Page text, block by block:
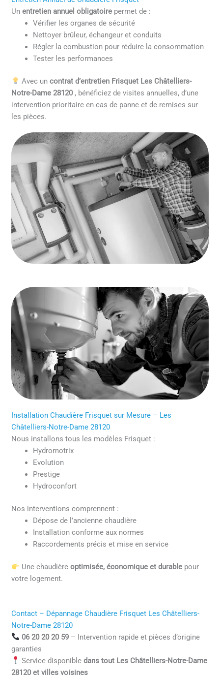
Unentretien annuel obligatoire permet de :
Vérifier les organes de sécurité
Nettoyer brûleur, échangeur et conduits
Régler la combustion pour réduire la consommation
Tester les performances
Avec un contrat d’entretien Frisquet Les Châtelliers-
Notre-Dame 28120 , bénéficiez de visites annuelles, d’une
intervention prioritaire en cas de panne et de remises sur
les pièces.
Installation Chaudière Frisquet sur Mesure – Les
Châtelliers-Notre-Dame 28120
Nous installons tous les modèles Frisquet :
Hydromotrix
Evolution
Prestige
Hydroconfort
Nos interventions comprennent :
Dépose de l’ancienne chaudière
Installation conforme aux normes
Raccordements précis et mise en service
Une chaudière optimisée, économique et durablepour
votre logement.
Contact – Dépannage Chaudière Frisquet Les Châtelliers-
Notre-Dame 28120
06 20 20 20 59– Intervention rapide et pièces d’origine
garanties
Service disponible dans tout Les Châtelliers-Notre-Dame
28120 et villes voisines